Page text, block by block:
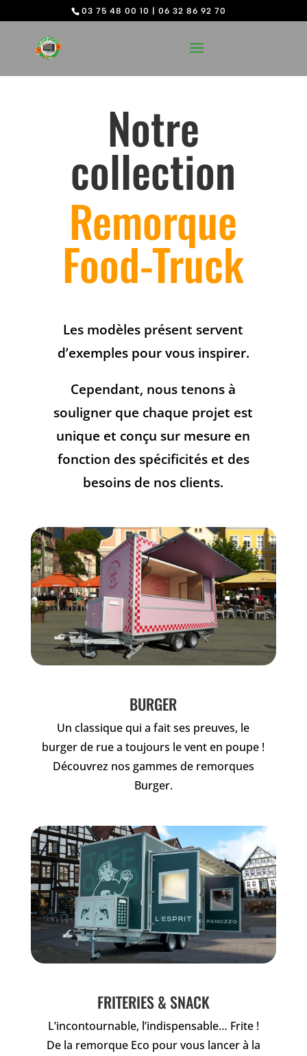
03 75 48 00 10 |06 32 86 92 70
Notre
collection
Remorque
Food-Truck
Les modèles présent servent
d’exemples pour vous inspirer.
Cependant, nous tenons à
souligner que chaque projet est
unique et conçu sur mesure en
fonction des spécificités et des
besoins de nos clients.
BURGER
Un classique qui a fait ses preuves, le
burger de rue a toujours le vent en poupe !
Découvrez nos gammes de remorques
Burger.
FRITERIES & SNACK
L’incontournable, l’indispensable… Frite !
De la remorque Eco pour vous lancer à la